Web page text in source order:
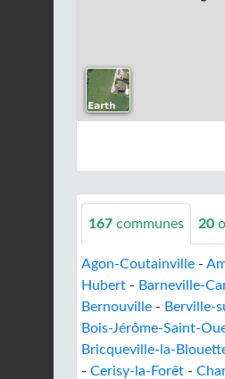
167 communes 20
Agon-Coutainville -
Hubert - Barneville-
Bernouville - Berville-
Bois-Jérôme-Saint-
Bricqueville-la-
- Cerisy-la-Forêt -